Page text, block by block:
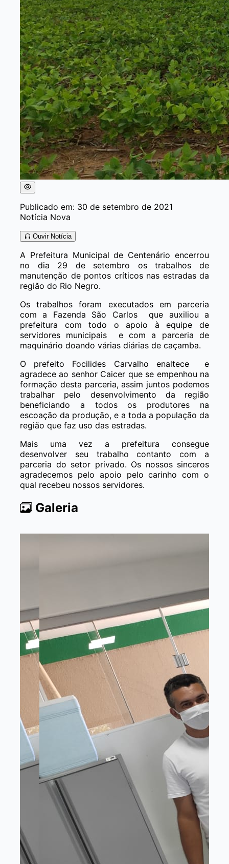
Publicado em: 30 de setembro de 2021
Notícia Nova
Ouvir Notícia
A Prefeitura Municipal de Centenário encerrou
no dia 29 de setembro os trabalhos de
manutenção de pontos críticos nas estradas da
região do Rio Negro.
Os trabalhos foram executados em parceria
com a Fazenda São Carlos que auxiliou a
prefeitura com todo o apoio à equipe de
servidores municipais e com a parceria de
maquinário doando várias diárias de caçamba.
O prefeito Focilides Carvalho enaltece e
agradece ao senhor Caicer que se empenhou na
formação desta parceria, assim juntos podemos
trabalhar pelo desenvolvimento da região
beneficiando a todos os produtores na
escoação da produção, e a toda a população da
região que faz uso das estradas.
Mais uma vez a prefeitura consegue
desenvolver seu trabalho contanto com a
parceria do setor privado. Os nossos sinceros
agradecemos pelo apoio pelo carinho com o
qual recebeu nossos servidores.
Galeria